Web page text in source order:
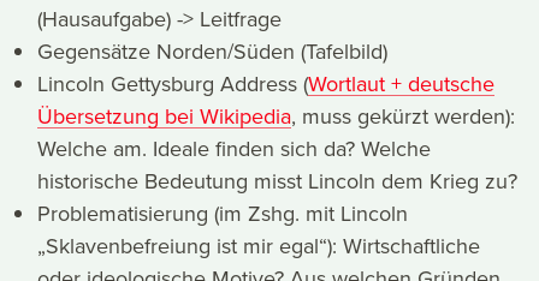
(Hausaufgabe) -> Leitfrage
Gegensätze Norden/Süden (Tafelbild)
Lincoln Gettysburg Address (Wortlaut + deutsche
Übersetzung bei Wikipedia, muss gekürzt werden):
Welche am. Ideale finden sich da? Welche
historische Bedeutung misst Lincoln dem Krieg zu?
Problematisierung (im Zshg. mit Lincoln
„Sklavenbefreiung ist mir egal“): Wirtschaftliche